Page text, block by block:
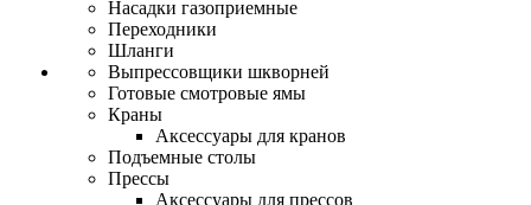
Насадки газоприемные
Переходники
Шланги
Выпрессовщики шкворней
Готовые смотровые ямы
Краны
Аксессуары для кранов
Подъемные столы
Прессы
Аксессуары для прессов